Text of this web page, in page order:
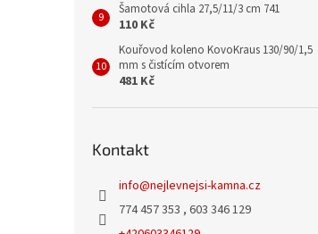
Šamotová cihla 27,5/11/3 cm 741
110 Kč
Kouřovod koleno KovoKraus 130/90/1,5
mm s čistícím otvorem
481 Kč
Kontakt
info@nejlevnejsi-kamna.cz
774 457 353 , 603 346 129